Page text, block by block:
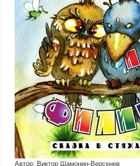
Автор: Виктор Шамонин-Версенев